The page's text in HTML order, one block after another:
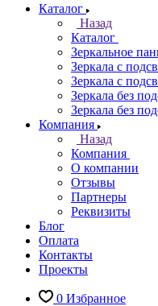
Каталог
Назад
Каталог
Зеркальное
Зеркала с
Зеркала с
Зеркала без
Зеркала без
Компания
Назад
Компания
О компании
Отзывы
Партнеры
Реквизиты
Блог
Оплата
Контакты
Проекты
0 Избранное